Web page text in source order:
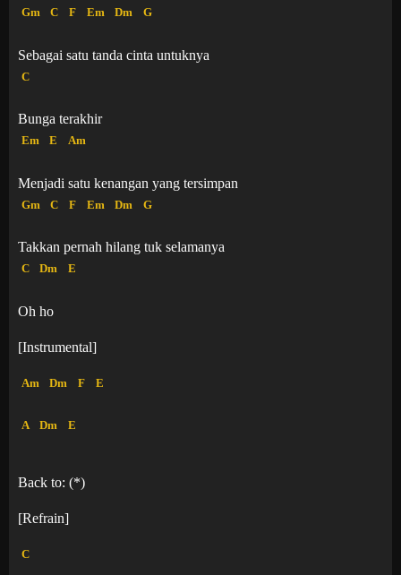
Gm C F Em Dm G
Sebagai satu tanda cinta untuknya
C
Bunga terakhir
Em E Am
Menjadi satu kenangan yang tersimpan
Gm C F Em Dm G
Takkan pernah hilang tuk selamanya
C Dm E
Oh ho
[Instrumental]
Am Dm F E
A Dm E
Back to: (*)
[Refrain]
C